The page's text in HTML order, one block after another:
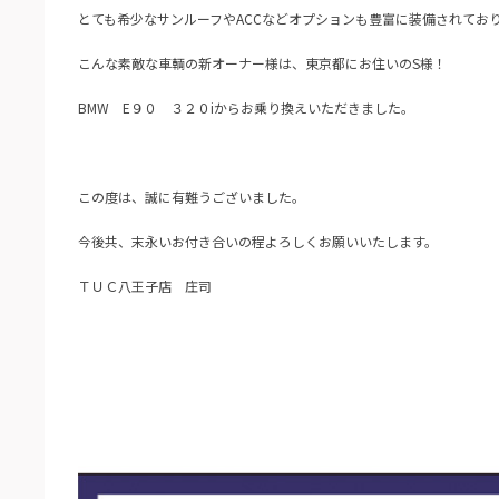
とても希少なサンルーフやACCなどオプションも豊富に装備されてお
こんな素敵な車輌の新オーナー様は、東京都にお住いのS様！
BMW E９０ ３２０iからお乗り換えいただきました。
この度は、誠に有難うございました。
今後共、末永いお付き合いの程よろしくお願いいたします。
ＴＵＣ八王子店 庄司